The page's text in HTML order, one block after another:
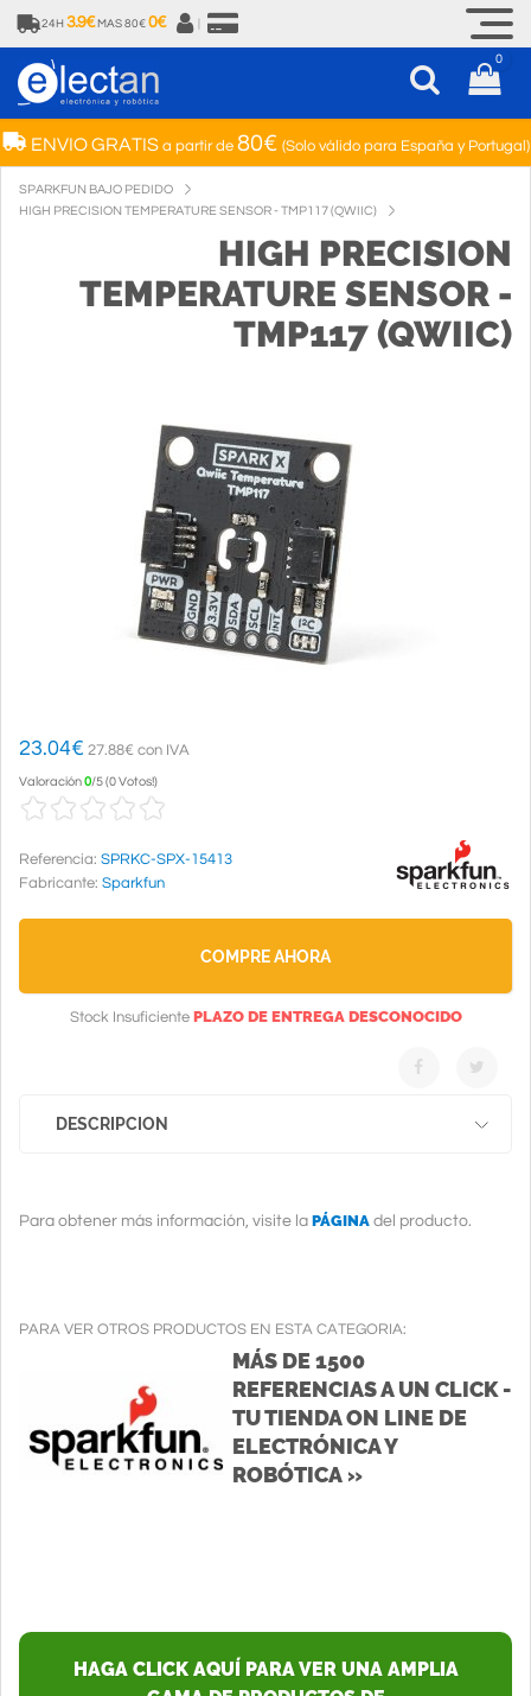
24H 3.9€ MAS 80€ 0€
0
ENVIO GRATISa partir de 80€ (Solo válido para España y Portugal)
SPARKFUN BAJO PEDIDO
HIGH PRECISION TEMPERATURE SENSOR - TMP117 (QWIIC)
HIGH PRECISION
TEMPERATURE SENSOR -
TMP117 (QWIIC)
23.04€ 27.88€ con IVA
Valoración0/5(0 Votos!)
Referencia: SPRKC-SPX-15413
Fabricante: Sparkfun
COMPRE AHORA
Stock Insuficiente PLAZO DE ENTREGA DESCONOCIDO
DESCRIPCION
Para obtener más información, visite la PÁGINA del producto.
PARA VER OTROS PRODUCTOS EN ESTA CATEGORIA:
MÁS DE 1500
REFERENCIAS A UN CLICK -
TU TIENDA ON LINE DE
ELECTRÓNICA Y
ROBÓTICA »
HAGA CLICK AQUÍ PARA VER UNA AMPLIA